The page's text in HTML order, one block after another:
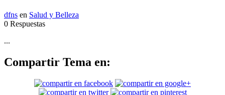
dfns en Salud y Belleza
0 Respuestas
...
Compartir Tema en: